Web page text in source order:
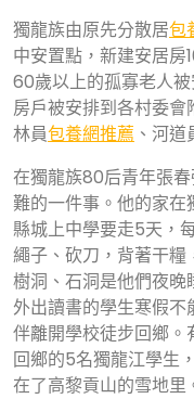
獨龍族由原先分散居包
中安置點，新建安居房
60歲以上的孤寡老人
房戶被安排到各村委
林員包養網推薦 、河
在獨龍族80后青年張
難的一件事。他的家在
縣城上中學要走5天，
繩子、砍刀，背著干
樹洞、石洞是他們夜
外出讀書的學生寒假
伴離開學校徒步回鄉
回鄉的5名獨龍江學生
在了高黎貢山的雪地里